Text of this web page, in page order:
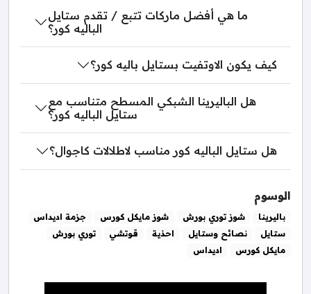
ما هي أفضل ماركات تتبع / تقدم ستايل
الباليه كور؟
كيف يكون الاوتفيت بستايل باليه كور؟
هل الباليرينا الشبكي المسطح متناسب مع
ستايل الباليه كور؟
هل ستايل الباليه كور مناسب لاطلالات كاجوال؟
الوسوم
باليرينا شوز توري بورش شوز مايكل كورس
جزمة اديداس
ستايل
نصائح وستايل احذية قوتشي
توري بورش
مايكل كورس
اديداس